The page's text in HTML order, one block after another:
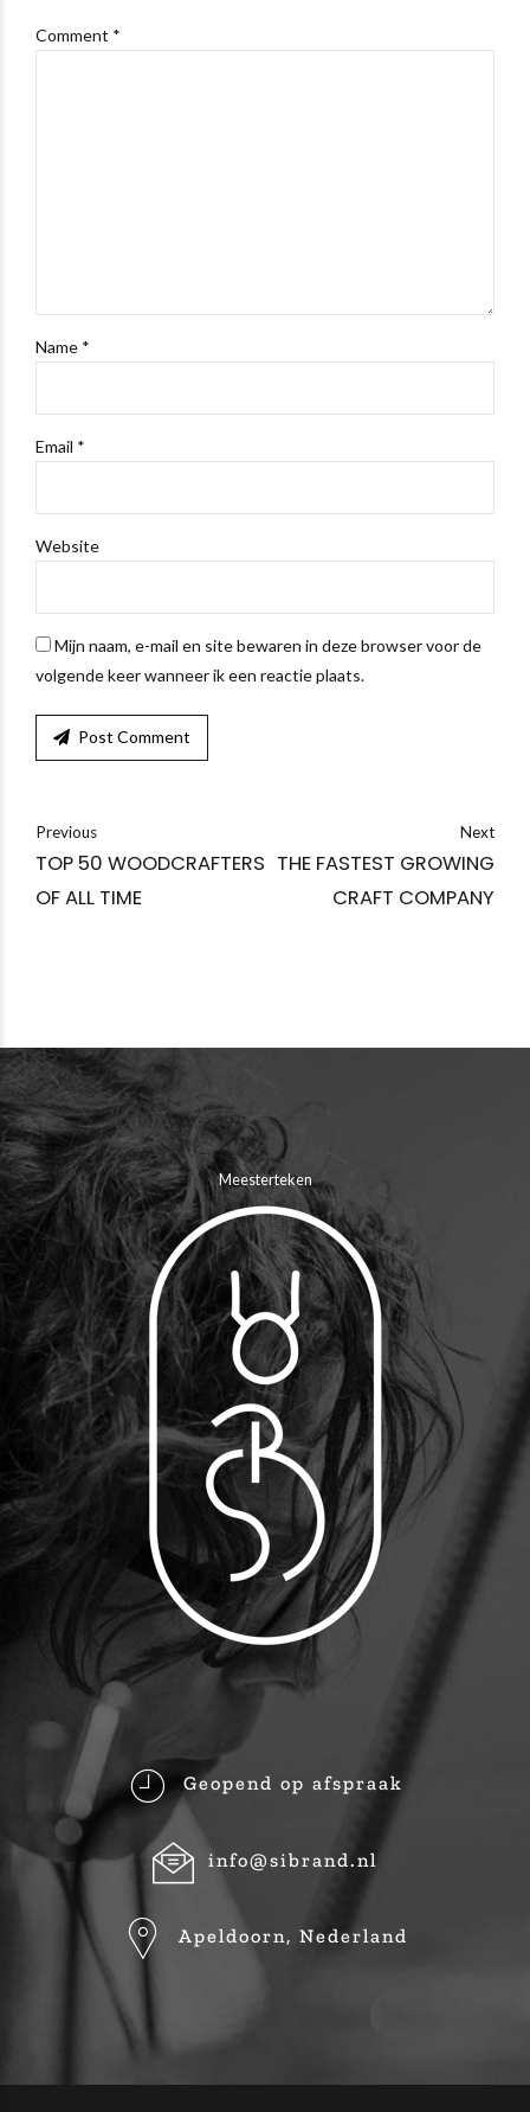
Comment *
Name *
Email *
Website
Mijn naam, e-mail en site bewaren in deze browser voor de
volgende keer wanneer ik een reactie plaats.
Post Comment
Previous
TOP 50 WOODCRAFTERS
OF ALL TIME
Next
THE FASTEST GROWING
CRAFT COMPANY
Meesterteken
Geopend op afspraak
info@sibrand.nl
Apeldoorn, Nederland